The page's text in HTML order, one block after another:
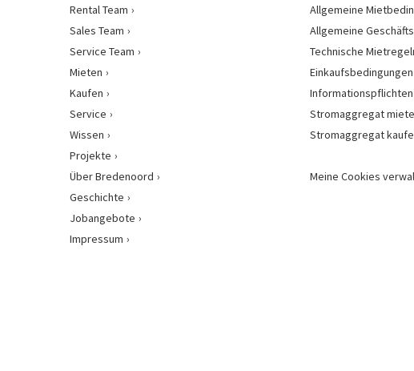
Rental Team
Sales Team
Service Team
Mieten
Kaufen
Service
Wissen
Projekte
Über Bredenoord
Geschichte
Jobangebote
Impressum
Allgemeine
Allgemeine
Technische
Einkaufsbedingungen
Informationspflichten
Stromaggregat
Stromaggregat
Meine Cookies